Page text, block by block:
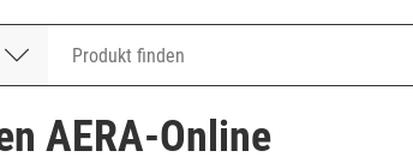
AERA-Online